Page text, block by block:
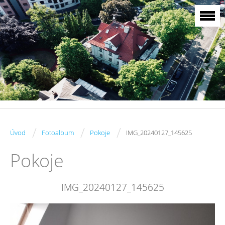
Úvod / Fotoalbum / Pokoje / IMG_20240127_145625
Pokoje
IMG_20240127_145625